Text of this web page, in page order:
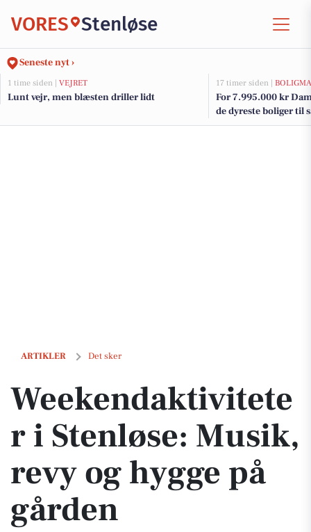
VORES Stenløse
Seneste nyt ›
1 time siden | VEJRET
Lunt vejr, men blæsten driller lidt
17 timer siden |
For 7.995.000 kr
de dyreste boliger til
ARTIKLER Det sker
Weekendaktiviteter i Stenløse: Musik, revy og hygge på gården
Weekendaktivitete
r i Stenløse: Musik,
revy og hygge på
gården